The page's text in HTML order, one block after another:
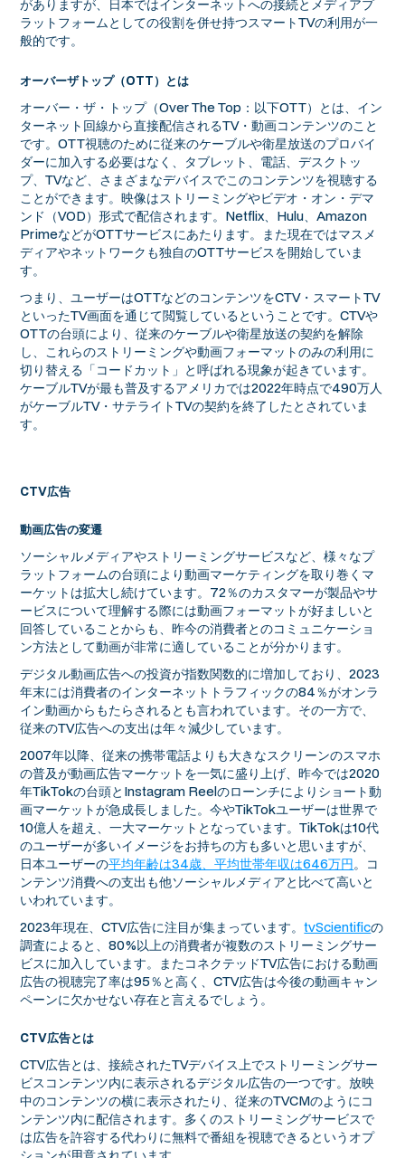
がありますが、日本ではインターネットへの接続とメディアプ
ラットフォームとしての役割を併せ持つスマートTVの利用が一
般的です。
オーバーザトップ（OTT）とは
オーバー・ザ・トップ（Over The Top：以下OTT）とは、イン
ターネット回線から直接配信されるTV・動画コンテンツのこと
です。OTT視聴のために従来のケーブルや衛星放送のプロバイ
ダーに加入する必要はなく、タブレット、電話、デスクトッ
プ、TVなど、さまざまなデバイスでこのコンテンツを視聴する
ことができます。映像はストリーミングやビデオ・オン・デマ
ンド（VOD）形式で配信されます。Netflix、Hulu、Amazon
PrimeなどがOTTサービスにあたります。また現在ではマスメ
ディアやネットワークも独自のOTTサービスを開始していま
す。
つまり、ユーザーはOTTなどのコンテンツをCTV・スマートTV
といったTV画面を通じて閲覧しているということです。CTVや
OTTの台頭により、従来のケーブルや衛星放送の契約を解除
し、これらのストリーミングや動画フォーマットのみの利用に
切り替える「コードカット」と呼ばれる現象が起きています。
ケーブルTVが最も普及するアメリカでは2022年時点で490万人
がケーブルTV・サテライトTVの契約を終了したとされていま
す。
CTV広告
動画広告の変遷
ソーシャルメディアやストリーミングサービスなど、様々なプ
ラットフォームの台頭により動画マーケティングを取り巻くマ
ーケットは拡大し続けています。72％のカスタマーが製品やサ
ービスについて理解する際には動画フォーマットが好ましいと
回答していることからも、昨今の消費者とのコミュニケーショ
ン方法として動画が非常に適していることが分かります。
デジタル動画広告への投資が指数関数的に増加しており、2023
年末には消費者のインターネットトラフィックの84％がオンラ
イン動画からもたらされるとも言われています。その一方で、
従来のTV広告への支出は年々減少しています。
2007年以降、従来の携帯電話よりも大きなスクリーンのスマホ
の普及が動画広告マーケットを一気に盛り上げ、昨今では2020
年TikTokの台頭とInstagram Reelのローンチによりショート動
画マーケットが急成長しました。今やTikTokユーザーは世界で
10億人を超え、一大マーケットとなっています。TikTokは10代
のユーザーが多いイメージをお持ちの方も多いと思いますが、
日本ユーザーの平均年齢は34歳、平均世帯年収は646万円。コ
ンテンツ消費への支出も他ソーシャルメディアと比べて高いと
いわれています。
2023年現在、CTV広告に注目が集まっています。tvScientificの
調査によると、80%以上の消費者が複数のストリーミングサー
ビスに加入しています。またコネクテッドTV広告における動画
広告の視聴完了率は95％と高く、CTV広告は今後の動画キャン
ペーンに欠かせない存在と言えるでしょう。
CTV広告とは
CTV広告とは、接続されたTVデバイス上でストリーミングサー
ビスコンテンツ内に表示されるデジタル広告の一つです。放映
中のコンテンツの横に表示されたり、従来のTVCMのようにコ
ンテンツ内に配信されます。多くのストリーミングサービスで
は広告を許容する代わりに無料で番組を視聴できるというオプ